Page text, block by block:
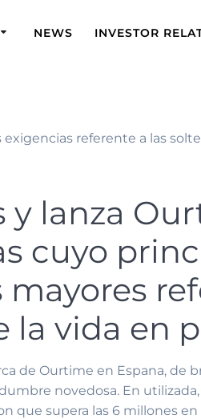
NEWS INVESTOR
referente a las
lanza
cuyo
la vida en
de Ourtime en Espana, de
novedosa. En
supera las 6 millones